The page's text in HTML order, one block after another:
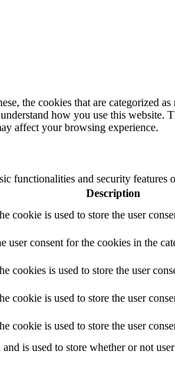
the cookies that are categorized
how you use this
affect your browsing experience.
functionalities and security features
Description
cookie is used to store the user
user consent for the cookies in the
is used to store the user
is used to store the user
cookie is used to store the user
is used to store whether or not